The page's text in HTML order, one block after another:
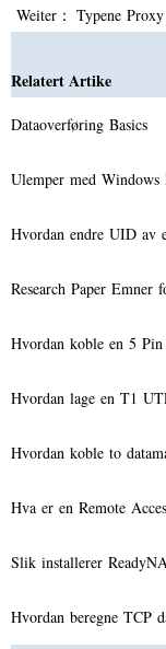
Weiter： Typene Proxy
Relatert Artike
Dataoverføring Basics
Ulemper med Windows
Hvordan endre UID av
Research Paper
Hvordan koble en 5
Hvordan lage en T1
Hvordan koble to
Hva er en Remote
Slik installerer
Hvordan beregne TCP